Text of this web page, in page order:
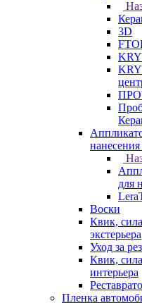
3D
для
Воски
Квик,
экстерьера
Уход за
Квик,
интерьера
Пленка